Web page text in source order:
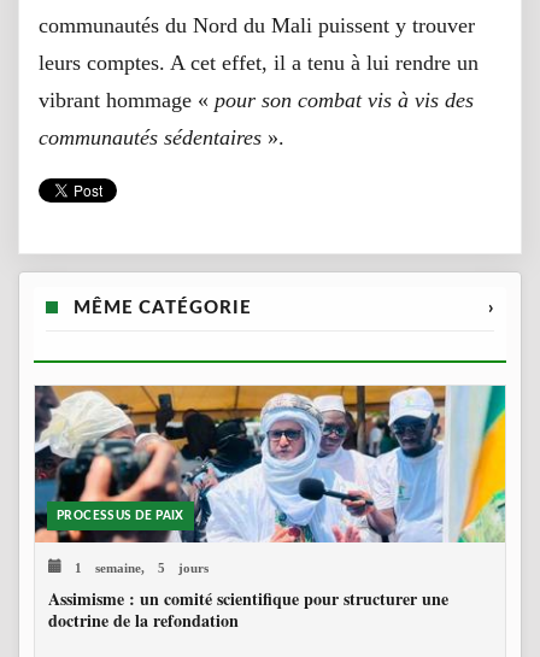
communautés du Nord du Mali puissent y trouver
leurs comptes. A cet effet, il a tenu à lui rendre un
vibrant hommage « pour son combat vis à vis des
communautés sédentaires ».
MÊME CATÉGORIE ›
PROCESSUS DE PAIX
1 semaine, 5 jours
Assimisme : un comité scientifique pour structurer une
doctrine de la refondation